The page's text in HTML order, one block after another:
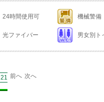
24時間使用可 機械警備
光ファイバー 男女別ト
21 22 23
前へ 次へ